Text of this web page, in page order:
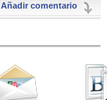
Añadir comentario